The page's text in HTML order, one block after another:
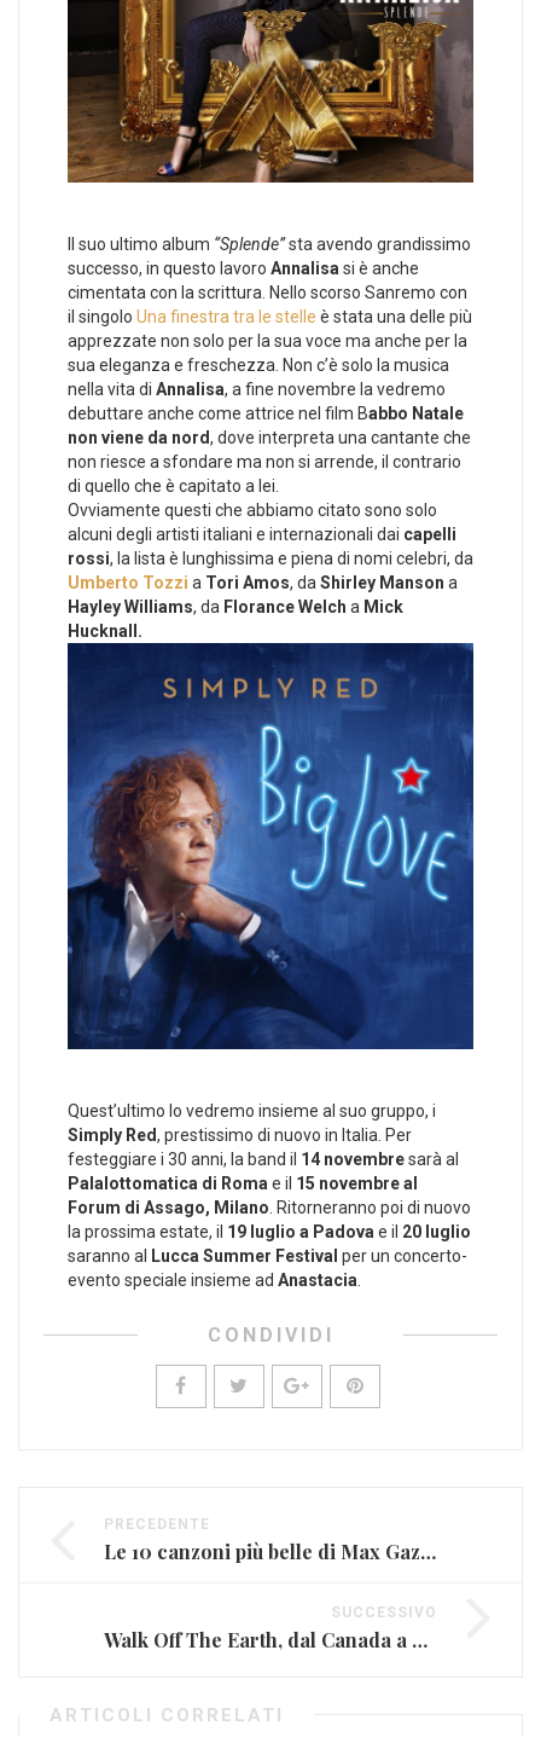
Il suo ultimo album “Splende”sta avendo grandissimo
successo, in questo lavoro Annalisasi è anche
cimentata con la scrittura. Nello scorso Sanremo con
il singolo Una finestra tra le stelle è stata una delle più
apprezzate non solo per la sua voce ma anche per la
sua eleganza e freschezza. Non c’è solo la musica
nella vita di Annalisa, a fine novembre la vedremo
debuttare anche come attrice nel film Babbo Natale
non viene da nord, dove interpreta una cantante che
non riesce a sfondare ma non si arrende, il contrario
di quello che è capitato a lei.
Ovviamente questi che abbiamo citato sono solo
alcuni degli artisti italiani e internazionali dai capelli
rossi, la lista è lunghissima e piena di nomi celebri, da
Umberto Tozzi a Tori Amos, daShirley Manson a
Hayley Williams, da Florance Welch a Mick
Hucknall.
Quest’ultimo lo vedremo insieme al suo gruppo, i
Simply Red, prestissimo di nuovo in Italia. Per
festeggiare i 30 anni, la band il 14 novembresarà al
Palalottomatica di Romae il 15 novembre al
Forum di Assago, Milano. Ritorneranno poi di nuovo
la prossima estate, il 19 luglio a Padovae il 20 luglio
saranno al Lucca Summer Festival per un concerto-
evento speciale insieme ad Anastacia.
CONDIVIDI
PRECEDENTE
Le 10 canzoni più belle di Max Gazzè (FOTO)
SUCCESSIVO
Walk Off The Earth, dal Canada a Milano con furore (FOTO)
ARTICOLI CORRELATI